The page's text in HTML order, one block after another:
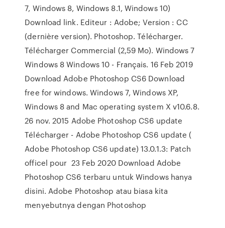
7, Windows 8, Windows 8.1, Windows 10)
Download link. Editeur : Adobe; Version : CC
(dernière version). Photoshop. Télécharger.
Télécharger Commercial (2,59 Mo). Windows 7
Windows 8 Windows 10 - Français. 16 Feb 2019
Download Adobe Photoshop CS6 Download
free for windows. Windows 7, Windows XP,
Windows 8 and Mac operating system X v10.6.8.
26 nov. 2015 Adobe Photoshop CS6 update
Télécharger - Adobe Photoshop CS6 update (
Adobe Photoshop CS6 update) 13.0.1.3: Patch
officel pour 23 Feb 2020 Download Adobe
Photoshop CS6 terbaru untuk Windows hanya
disini. Adobe Photoshop atau biasa kita
menyebutnya dengan Photoshop